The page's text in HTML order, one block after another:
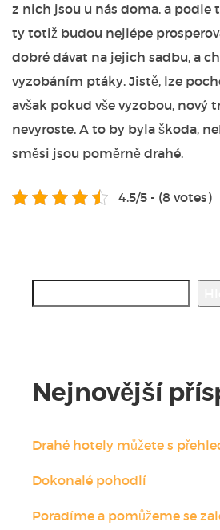
z nich jsou u nás doma, a podle
ty totiž budou nejlépe
dobré dávat na jejich sadbu, a
vyzobáním ptáky. Jistě, lze
avšak pokud vše vyzobou, nový
nevyroste. A to by byla škoda,
směsi jsou poměrně drahé.
4.5/5 - (8 votes)
Nejnovější
Drahé hotely můžete s
Dokonalé pohodlí
Poradíme a pomůžeme se